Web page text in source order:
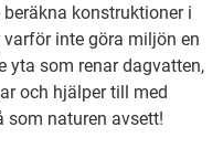
konstruktioner i
inte göra miljön en
yta som renar dagvatten,
och hjälper till med
som naturen avsett!